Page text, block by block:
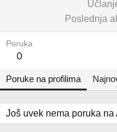
Poslednja
Poruka
0
Poruke na profilima
Još uvek nema poruka na